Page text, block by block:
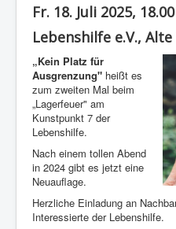
Fr. 18. Juli 2025,
Lebenshilfe e.V.,
„Kein Platz für
Ausgrenzung" heißt es
zum zweiten Mal beim
„Lagerfeuer" am
Kunstpunkt 7 der
Lebenshilfe.
Nach einem tollen Abend
in 2024 gibt es jetzt eine
Neuauflage.
Herzliche Einladung an
Interessierte der Lebenshilfe.